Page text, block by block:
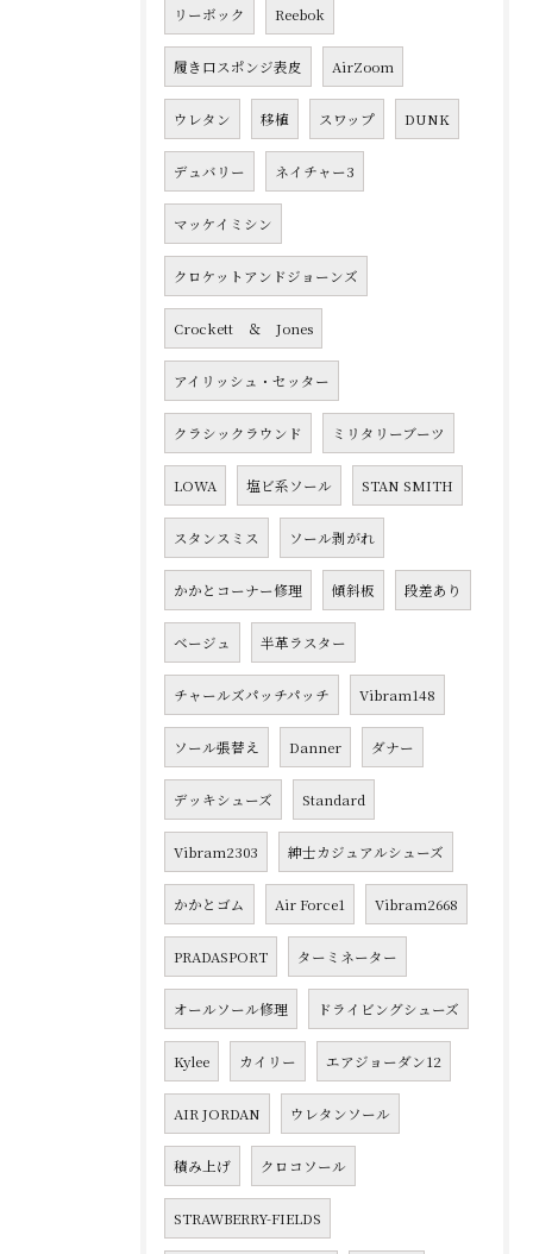
リーボック Reebok
履き口スポンジ表皮 AirZoom
ウレタン 移植 スワップ DUNK
デュバリー ネイチャー3
マッケイミシン
クロケットアンドジョーンズ
Crockett ＆ Jones
アイリッシュ・セッター
クラシックラウンド ミリタリーブーツ
LOWA 塩ビ系ソール STAN SMITH
スタンスミス ソール剥がれ
かかとコーナー修理 傾斜板 段差あり
ベージュ 半革ラスター
チャールズパッチパッチ Vibram148
ソール張替え Danner ダナー
デッキシューズ Standard
Vibram2303 紳士カジュアルシューズ
かかとゴム Air Force1 Vibram2668
PRADASPORT ターミネーター
オールソール修理 ドライビングシューズ
Kylee カイリー エアジョーダン12
AIR JORDAN ウレタンソール
積み上げ クロコソール
STRAWBERRY-FIELDS